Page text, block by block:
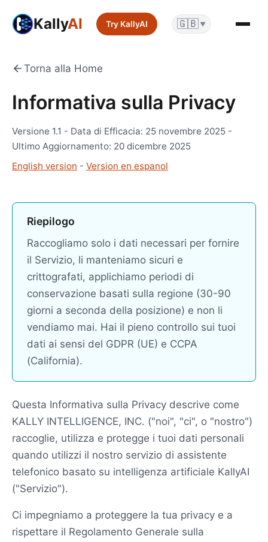
KallyAI Try KallyAI 🇬🇧 ▼
Torna alla Home
Informativa sulla Privacy
Versione 1.1 - Data di Efficacia: 25 novembre 2025 -
Ultimo Aggiornamento: 20 dicembre 2025
English version - Version en espanol
Riepilogo
Raccogliamo solo i dati necessari per fornire
il Servizio, li manteniamo sicuri e
crittografati, applichiamo periodi di
conservazione basati sulla regione (30-90
giorni a seconda della posizione) e non li
vendiamo mai. Hai il pieno controllo sui tuoi
dati ai sensi del GDPR (UE) e CCPA
(California).
Questa Informativa sulla Privacy descrive come
KALLY INTELLIGENCE, INC. ("noi", "ci", o "nostro")
raccoglie, utilizza e protegge i tuoi dati personali
quando utilizzi il nostro servizio di assistente
telefonico basato su intelligenza artificiale KallyAI
("Servizio").
Ci impegniamo a proteggere la tua privacy e a
rispettare il Regolamento Generale sulla